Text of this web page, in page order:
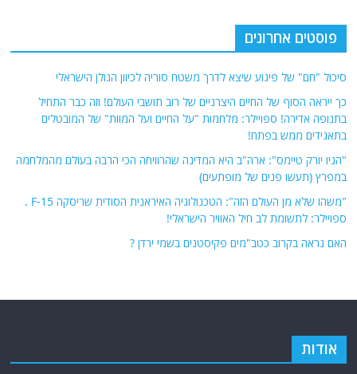
פוסטים אחרונים
סיכול "חם" של פיגוע שיצא לדרך משטח סוריה לכיוון הגולן הישראלי
כך ייראה הסוף של החיים היצרניים של רוב תושבי העולם! וזה כבר התחיל
בתנופה אדירה! ספויילר: מלחמות "על החיים ועל המוות" של המובטלים
בתאגידים ממש בפתח!
"הניו יורק טיימס": ארה"ב היא המדינה שהרוויחה הכי הרבה בעולם מהמלחמה
במפרץ (תעשו פנים של מופתעים)
"משהו שלא מן העולם הזה": הטכנולוגיה האיראנית הסודית שריסקה F-15 .
ספויילר: לתשומת לב חיל האוויר הישראלי!
האם נראה בקרוב כטב"מים פקיסטנים בשמי ירדן ?
אודות